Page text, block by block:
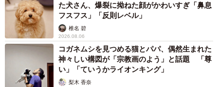
た犬さん、爆裂に拗ねた顔がかわいすぎ「鼻息
フスフス」「反則レベル」
椎名 碧
2026.08.06
コガネムシを見つめる猫とパパ、偶然生まれた
神々しい構図が「宗教画のよう」と話題 「尊
い」「ていうかライオンキング」
梨木 香奈